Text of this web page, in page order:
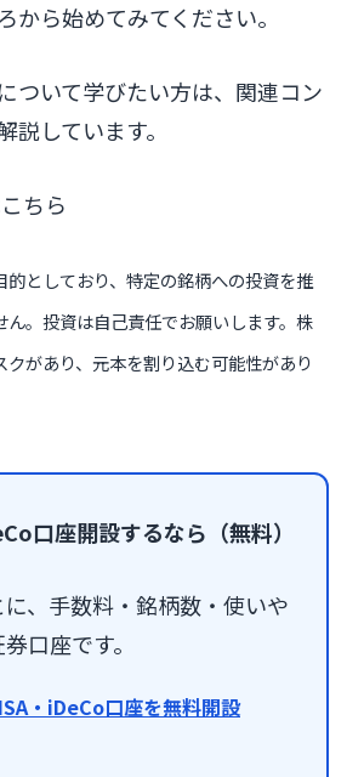
から始めてみてください。
ついて学びたい方は、関連コン
説しています。
ちら
としており、特定の銘柄への投資を推
ん。投資は自己責任でお願いします。株
があり、元本を割り込む可能性があり
口座開設するなら（無料）
、手数料・銘柄数・使いや
口座です。
・iDeCo口座を無料開設